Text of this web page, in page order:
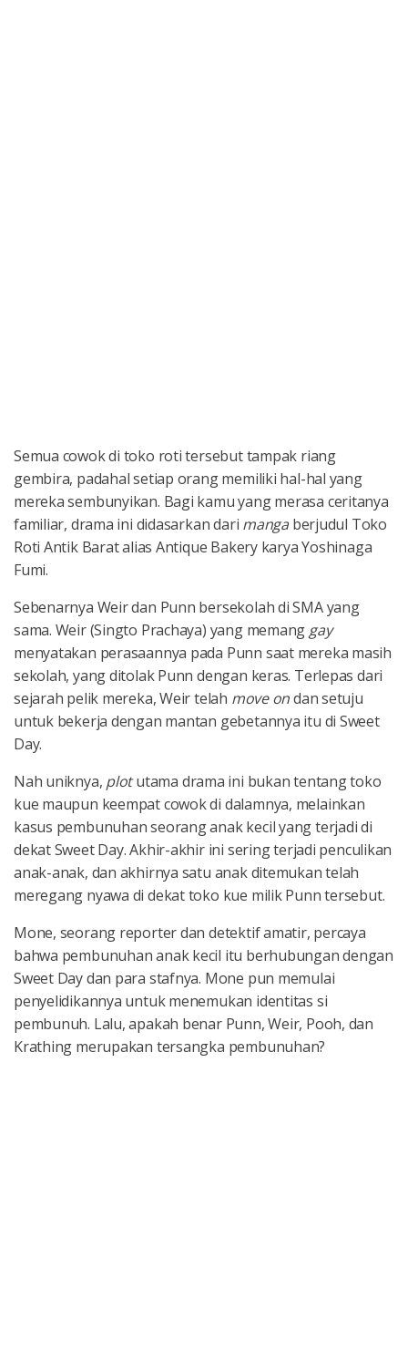
Semua cowok di toko roti tersebut tampak riang
gembira, padahal setiap orang memiliki hal-hal yang
mereka sembunyikan. Bagi kamu yang merasa ceritanya
familiar, drama ini didasarkan dari manga berjudul Toko
Roti Antik Barat alias Antique Bakery karya Yoshinaga
Fumi.
Sebenarnya Weir dan Punn bersekolah di SMA yang
sama. Weir (Singto Prachaya) yang memang gay
menyatakan perasaannya pada Punn saat mereka masih
sekolah, yang ditolak Punn dengan keras. Terlepas dari
sejarah pelik mereka, Weir telah move ondan setuju
untuk bekerja dengan mantan gebetannya itu di Sweet
Day.
Nah uniknya, plotutama drama ini bukan tentang toko
kue maupun keempat cowok di dalamnya, melainkan
kasus pembunuhan seorang anak kecil yang terjadi di
dekat Sweet Day. Akhir-akhir ini sering terjadi penculikan
anak-anak, dan akhirnya satu anak ditemukan telah
meregang nyawa di dekat toko kue milik Punn tersebut.
Mone, seorang reporter dan detektif amatir, percaya
bahwa pembunuhan anak kecil itu berhubungan dengan
Sweet Day dan para stafnya. Mone pun memulai
penyelidikannya untuk menemukan identitas si
pembunuh. Lalu, apakah benar Punn, Weir, Pooh, dan
Krathing merupakan tersangka pembunuhan?